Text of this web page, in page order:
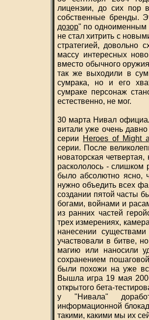
лицензии, до сих пор
собственные бренды.
дозор" по одноименным
не стал хитрить с
стратегией, довольно
массу интересных
вместо обычного
так же выходили в
сумрака, но и его
сумраке персонаж
естественно, не мог.
30 марта Нивал
витали уже очень
серии Heroes of Might
серии. После
новаторская
раскололось -
было абсолютно ясно,
нужно объедить всех
создании пятой часты
богами, войнами и
из ранних частей
трех измерениях,
нанесении
участвовали в битве,
магию или наносили
сохранением
были похожи на уже
Вышла игра 19 мая
открытого бета-
у "Нивала"
информационной
такими, какими мы их